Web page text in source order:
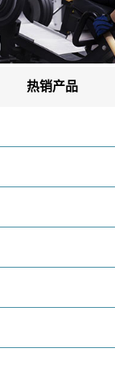
热销产品